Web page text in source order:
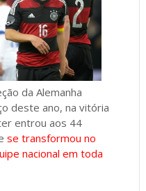
da Alemanha
deste ano, na vitória
entrou aos 44
se transformou no
nacional em toda